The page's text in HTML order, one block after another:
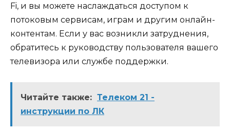
Fi, и вы можете наслаждаться доступом к
потоковым сервисам, играм и другим онлайн-
контентам. Если у вас возникли затруднения,
обратитесь к руководству пользователя вашего
телевизора или службе поддержки.
Читайте также: Телеком 21 -
инструкции по ЛК